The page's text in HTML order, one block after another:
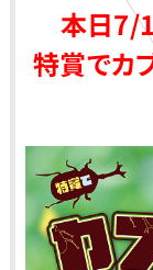
本日7/
特賞でカ